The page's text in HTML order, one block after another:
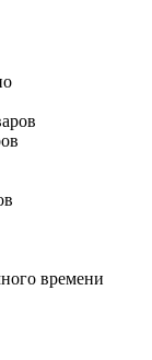
времени